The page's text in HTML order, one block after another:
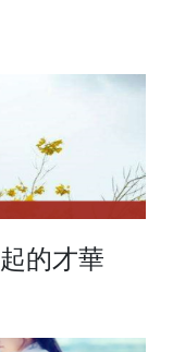
的才華